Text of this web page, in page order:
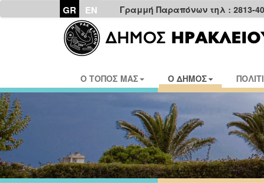
GR EN Γραμμή Παραπόνων τηλ : 2813-
Ο ΤΟΠΟΣ ΜΑΣ Ο ΔΗΜΟΣ